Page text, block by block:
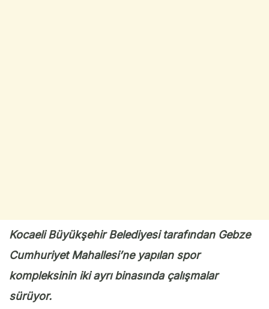
Kocaeli Büyükşehir Belediyesi tarafından Gebze
Cumhuriyet Mahallesi’ne yapılan spor
kompleksinin iki ayrı binasında çalışmalar
sürüyor.